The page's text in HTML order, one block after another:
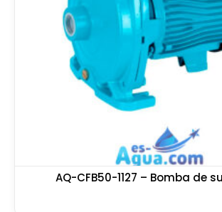
AQ-CFB50-1127 – Bomba de